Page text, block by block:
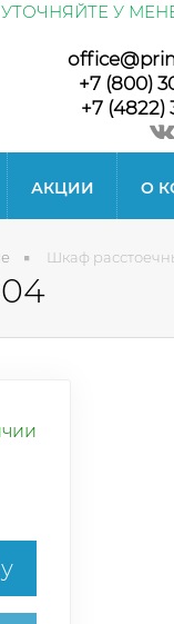
У
+7 (800)
+7 (4822)
АКЦИИ О
Шкаф